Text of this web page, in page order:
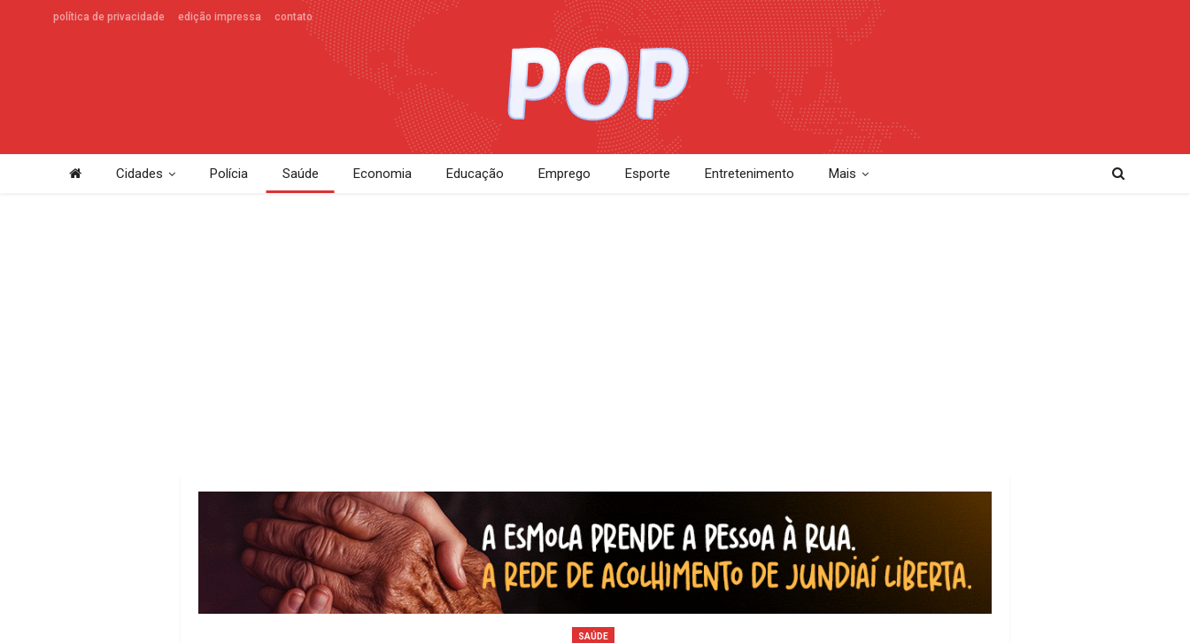
política de privacidade edição impressa contato
Cidades Polícia Saúde Economia Educação Emprego Esporte Entretenimento Mais
SAÚDE